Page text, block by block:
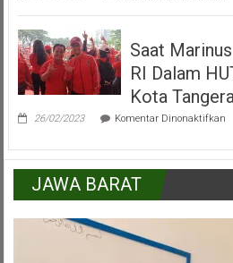
:
Saat
RI Dalam
Kota
26/02/2023 Komentar Dinonaktifkan
JAWA BARAT